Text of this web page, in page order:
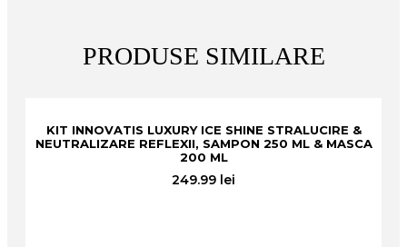
PRODUSE SIMILARE
KIT INNOVATIS LUXURY ICE SHINE STRALUCIRE &
NEUTRALIZARE REFLEXII, SAMPON 250 ML & MASCA
200 ML
249.99 lei